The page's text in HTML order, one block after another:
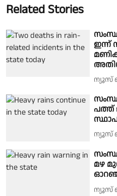
Related Stories
ഇന്ന്
ന്യൂസ്
പത്ത്
ന്യൂസ്
മഴ
ന്യൂസ്